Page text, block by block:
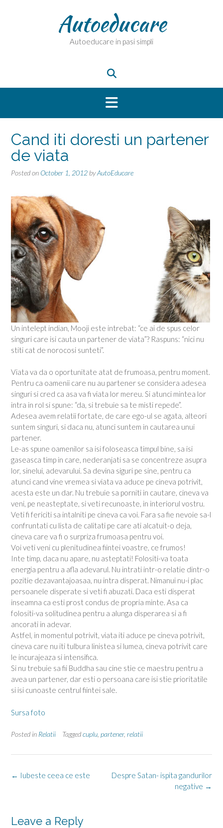
Autoeducare
Autoeducare in pasi simpli
Cand iti doresti un partener
de viata
Posted on October 1, 2012 byAutoEducare
Un intelept indian, Mooji este intrebat: “ce ai de spus celor
singuri care isi cauta un partener de viata”? Raspuns: “nici nu
stiti cat de norocosi sunteti”.
Viata va da o oportunitate atat de frumoasa, pentru moment.
Pentru ca oamenii care nu au partener se considera adesea
singuri si cred ca asa va fi viata lor mereu. Si atunci mintea lor
intra in rol si spune: “da, si trebuie sa te misti repede”.
Adesea avem relatii fortate, de care ego-ul se agata, alteori
suntem singuri, si daca nu, atunci suntem in cautarea unui
partener.
Le-as spune oamenilor sa isi foloseasca timpul bine, sa isi
gaseasca timp in care, nederanjati sa se concentreze asupra
lor, sinelui, adevarului. Sa devina siguri pe sine, pentru ca
atunci cand vine vremea si viata va aduce pe cineva potrivit,
acesta este un dar. Nu trebuie sa porniti in cautare, cineva va
veni, pe neasteptate, si veti recunoaste, in interiorul vostru.
Veti fi fericiti sa intalniti pe cineva ca voi. Fara sa fie nevoie sa-l
confruntati cu lista de calitati pe care ati alcatuit-o deja,
cineva care va fi o surpriza frumoasa pentru voi.
Voi veti veni cu plenitudinea fiintei voastre, ce frumos!
Inte timp, daca nu apare, nu asteptati! Folositi-va toata
energia pentru a afla adevarul. Nu intrati intr-o relatie dintr-o
pozitie dezavantajoasaa, nu intra disperat. Nimanui nu-i plac
persoanele disperate si veti fi abuzati. Daca esti disperat
inseamna ca esti prost condus de propria minte. Asa ca
folositi-va solitudinea pentru a alunga disperarea si a fi
ancorati in adevar.
Astfel, in momentul potrivit, viata iti aduce pe cineva potrivit,
cineva care nu iti tulbura linistea si lumea, cineva potrivit care
le incurajeaza si intensifica.
Si nu trebuie sa fii Buddha sau cine stie ce maestru pentru a
avea un partener, dar esti o persoana care isi stie prioritatile
si isi cunoaste centrul fiintei sale.
Sursa foto
Posted in Relatii Taggedcuplu partener, relatii
Post
Despre Satan- ispita gandurilor
negative →
← Iubeste ceea ce este
Leave a Reply